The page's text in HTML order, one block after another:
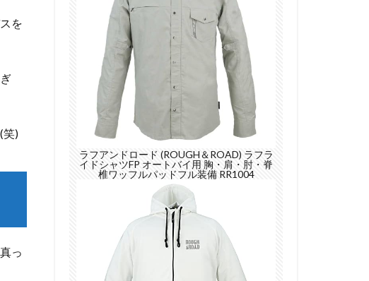
を
笑)
っ
ラフアンドロード (ROUGH＆ROAD) ラフラ
イドシャツFP オートバイ用 胸・肩・肘・脊
椎ワッフルパッドフル装備 RR1004